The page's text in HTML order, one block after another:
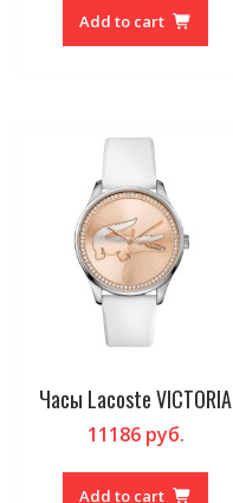
Add to cart
Часы Lacoste VICTORIA
11186руб.
Add to cart